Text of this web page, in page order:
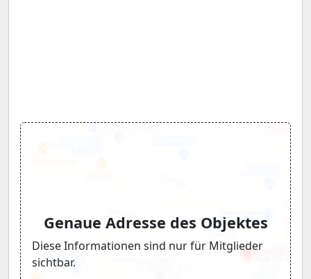
Genaue Adresse des Objektes
Diese Informationen sind nur für Mitglieder
sichtbar.